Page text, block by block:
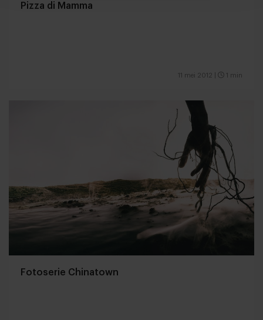
Pizza di Mamma
11 mei 2012 1 min
Fotoserie Chinatown